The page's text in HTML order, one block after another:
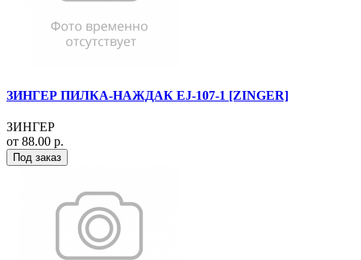
ЗИНГЕР ПИЛКА-НАЖДАК EJ-107-1 [ZINGER]
ЗИНГЕР
от 88.00 р.
Под заказ